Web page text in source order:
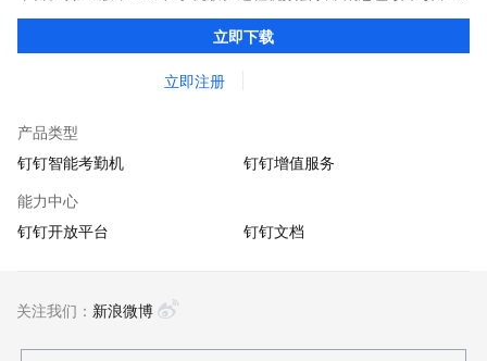
DING消息任务管理，让沟通更高效；移动办公考勤，审批，钉闪
会，钉钉文档，钉钉教育解决方案。
立即下载
立即注册
产品类型
钉钉智能考勤机
钉钉增值服务
能力中心
钉钉开放平台
钉钉文档
关注我们： 新浪微博